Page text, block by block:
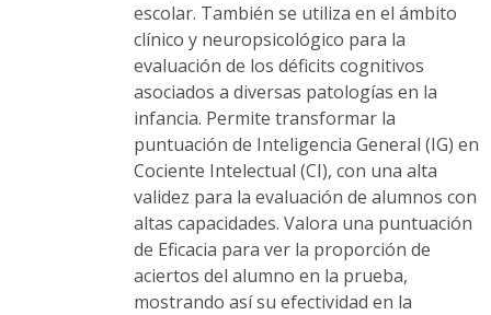
escolar. También se utiliza en el ámbito
clínico y neuropsicológico para la
evaluación de los déficits cognitivos
asociados a diversas patologías en la
infancia. Permite transformar la
puntuación de Inteligencia General (IG) en
Cociente Intelectual (CI), con una alta
validez para la evaluación de alumnos con
altas capacidades. Valora una puntuación
de Eficacia para ver la proporción de
aciertos del alumno en la prueba,
mostrando así su efectividad en la